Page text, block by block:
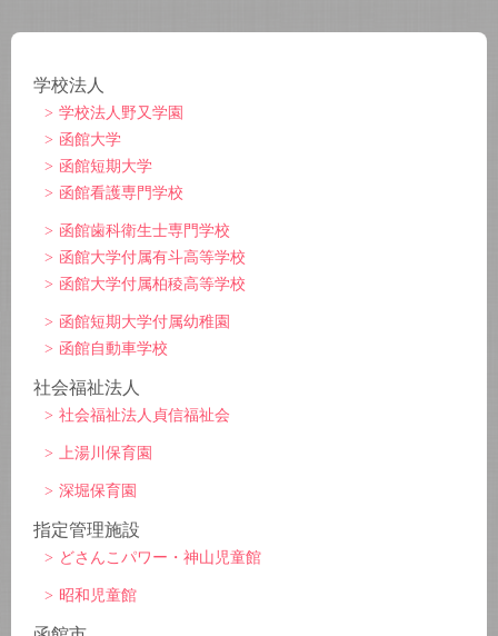
学校法人
学校法人野又学園
函館大学
函館短期大学
函館看護専門学校
函館歯科衛生士専門学校
函館大学付属有斗高等学校
函館大学付属柏稜高等学校
函館短期大学付属幼稚園
函館自動車学校
社会福祉法人
社会福祉法人貞信福祉会
上湯川保育園
深堀保育園
指定管理施設
どさんこパワー・神山児童館
昭和児童館